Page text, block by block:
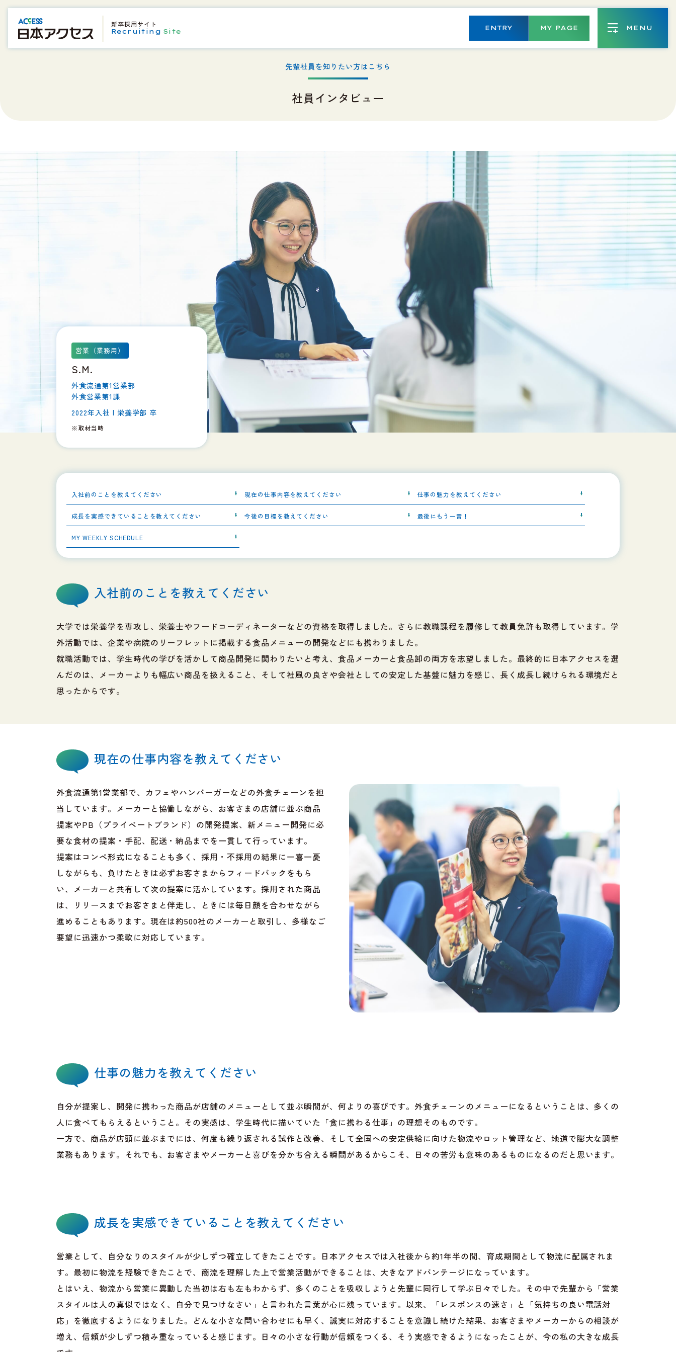
新卒採用サイト
Recruiting Site ENTRY MY PAGE
先輩社員を知りたい方はこちら
社員インタビュー
営業（業務用）
S.M.
外食流通第1営業部
外食営業第1課
2022年入社 | 栄養学部 卒
※取材当時
入社前のことを教えてください 現在の仕事内容を教えてください 仕事の魅力を教えてください
成長を実感できていることを教えてください 今後の目標を教えてください 最後にもう一言！
MY WEEKLY SCHEDULE
入社前のことを教えてください
大学では栄養学を専攻し、栄養士やフードコーディネーターなどの資格を取得しました。さらに教職課程を履修して教員免許も取得しています。学
外活動では、企業や病院のリーフレットに掲載する食品メニューの開発などにも携わりました。
就職活動では、学生時代の学びを活かして商品開発に関わりたいと考え、食品メーカーと食品卸の両方を志望しました。最終的に日本アクセスを選
んだのは、メーカーよりも幅広い商品を扱えること、そして社風の良さや会社としての安定した基盤に魅力を感じ、長く成長し続けられる環境だと
思ったからです。
現在の仕事内容を教えてください
外食流通第1営業部で、カフェやハンバーガーなどの外食チェーンを担
当しています。メーカーと協働しながら、お客さまの店舗に並ぶ商品
提案やPB（プライベートブランド）の開発提案、新メニュー開発に必
要な食材の提案・手配、配送・納品までを一貫して行っています。
提案はコンペ形式になることも多く、採用・不採用の結果に一喜一憂
しながらも、負けたときは必ずお客さまからフィードバックをもら
い、メーカーと共有して次の提案に活かしています。採用された商品
は、リリースまでお客さまと伴走し、ときには毎日顔を合わせながら
進めることもあります。現在は約500社のメーカーと取引し、多様なご
要望に迅速かつ柔軟に対応しています。
仕事の魅力を教えてください
自分が提案し、開発に携わった商品が店舗のメニューとして並ぶ瞬間が、何よりの喜びです。外食チェーンのメニューになるということは、多くの
人に食べてもらえるということ。その実感は、学生時代に描いていた「食に携わる仕事」の理想そのものです。
一方で、商品が店頭に並ぶまでには、何度も繰り返される試作と改善、そして全国への安定供給に向けた物流やロット管理など、地道で膨大な調整
業務もあります。それでも、お客さまやメーカーと喜びを分かち合える瞬間があるからこそ、日々の苦労も意味のあるものになるのだと思います。
成長を実感できていることを教えてください
営業として、自分なりのスタイルが少しずつ確立してきたことです。日本アクセスでは入社後から約1年半の間、育成期間として物流に配属されま
す。最初に物流を経験できたことで、商流を理解した上で営業活動ができることは、大きなアドバンテージになっています。
とはいえ、物流から営業に異動した当初は右も左もわからず、多くのことを吸収しようと先輩に同行して学ぶ日々でした。その中で先輩から「営業
スタイルは人の真似ではなく、自分で見つけなさい」と言われた言葉が心に残っています。以来、「レスポンスの速さ」と「気持ちの良い電話対
応」を徹底するようになりました。どんな小さな問い合わせにも早く、誠実に対応することを意識し続けた結果、お客さまやメーカーからの相談が
増え、信頼が少しずつ積み重なっていると感じます。日々の小さな行動が信頼をつくる、そう実感できるようになったことが、今の私の大きな成長